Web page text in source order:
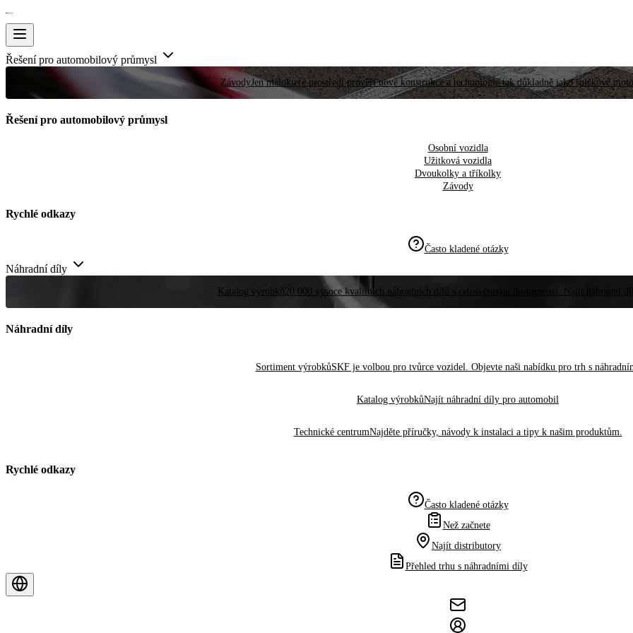
Řešení pro automobilový průmysl
ZávodyJen málokteré prostředí prověří nové konstrukce a technologie tak důkladně jako špičkové
Řešení pro automobilový průmysl
Osobní vozidla
Užitková vozidla
Dvoukolky a tříkolky
Závody
Rychlé odkazy
Často kladené otázky
Náhradní díly
Katalog výrobků20 000 vysoce kvalitních náhradních dílů s celosvětovou dostupností. Najít náhradní
Náhradní díly
Sortiment výrobkůSKF je volbou pro tvůrce vozidel. Objevte naši nabídku pro trh s
Katalog výrobkůNajít náhradní díly pro automobil
Technické centrumNajděte příručky, návody k instalaci a tipy k našim produktům.
Rychlé odkazy
Často kladené otázky
Než začnete
Najít distributory
Přehled trhu s náhradními díly